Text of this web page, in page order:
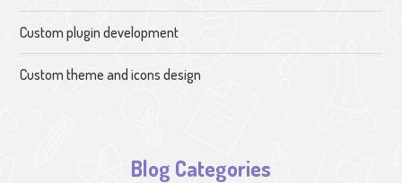
Custom plugin development
Custom theme and icons design
Blog Categories